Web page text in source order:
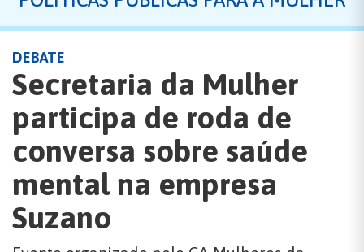
DEBATE
Secretaria da Mulher
participa de roda de
conversa sobre saúde
mental na empresa
Suzano